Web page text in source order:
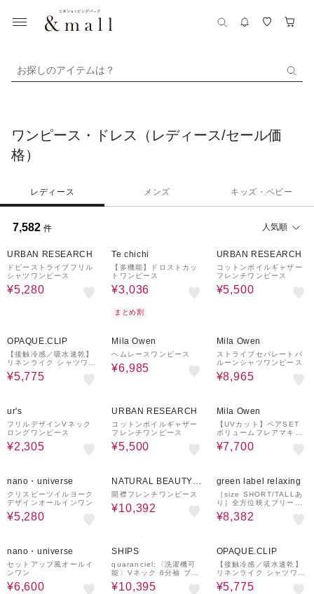
お探しのアイテムは？
ワンピース・ドレス（レディース/セール価
格）
レディース メンズ キッズ・ベビー
7,582 件 人気順
URBAN RESEARCH
ドビーストライプフリル
シャツワンピース
¥5,280
Te chichi
【多機能】ドロストカッ
トワンピース
¥3,036
まとめ割
URBAN RESEARCH
コットンボイルギャザー
フレンチワンピース
¥5,500
OPAQUE.CLIP
【接触冷感／吸水速乾】
リネンライク シャツワン
ピース《洗濯機OK》
¥5,775
Mila Owen
ヘムレースワンピース
¥6,985
Mila Owen
ストライプセパレートバ
ルーンシャツワンピース
¥8,965
ur's
フリルデザインVネック
ロングワンピース
¥2,305
URBAN RESEARCH
コットンボイルギャザー
フレンチワンピース
¥5,500
Mila Owen
【UVカット】ベアSET
ボリュームフレアマキシ
ワンピース
¥7,700
nano・universe
クリスピーツイルヨーク
デザインオールインワン
¥5,280
NATURAL BEAUTY B
ASIC
開襟フレンチワンピース
¥10,392
green label relaxing
［size SHORT/TALLあ
り］全方位映えプリーツ
ワンピ マシンウォッシャ
ブル 吸水速乾
¥8,382
nano・universe
セットアップ風オールイ
ンワン
¥6,600
SHIPS
quaranciel:〈洗濯機可
能〉Vネック 6分袖 ブラ
ウス & Iライン スカート
セットアップ
¥10,395
OPAQUE.CLIP
【接触冷感／吸水速乾】
リネンライク シャツワン
ピース《洗濯機OK》
¥5,775